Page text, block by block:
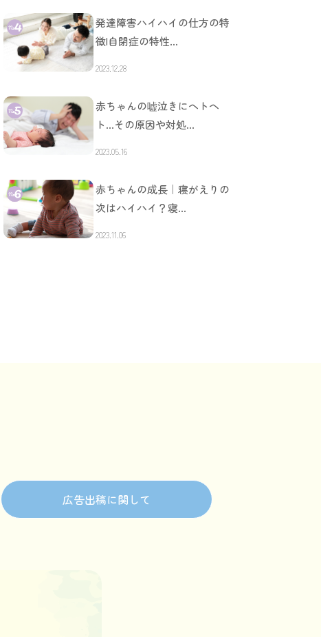
発達障害ハイハイの仕方の特
徴|自閉症の特性…
2023.12.28
赤ちゃんの嘘泣きにヘトヘ
ト…その原因や対処…
2023.05.16
赤ちゃんの成長｜寝がえりの
次はハイハイ？寝…
2023.11.06
広告出稿に関して